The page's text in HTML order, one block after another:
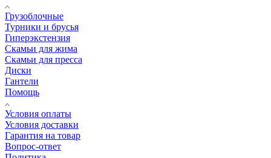
Грузоблочные
Турники и брусья
Гиперэкстензия
Скамьи для жима
Скамьи для пресса
Диски
Гантели
Помощь
Условия оплаты
Условия доставки
Гарантия на товар
Вопрос-ответ